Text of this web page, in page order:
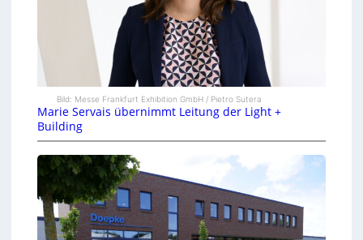
Bild: Messe Frankfurt Exhibition GmbH / Pietro Sutera
Marie Servais übernimmt Leitung der Light +
Building